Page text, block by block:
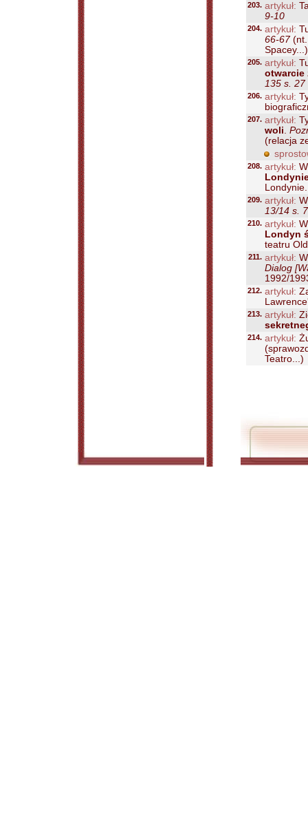
203. artykuł:
9-10
204. artykuł:
66-67(nt.
Spacey...)
205. artykuł:
otwarcie
135 s. 27
206. artykuł:
207. artykuł:
woli.
(relacja
208. artykuł:
209. artykuł:
13/14 s.
210. artykuł:
Londyn
teatru
211. artykuł:
Dialog
1992/
212. artykuł:
213. artykuł:
214. artykuł:
Teatro...)